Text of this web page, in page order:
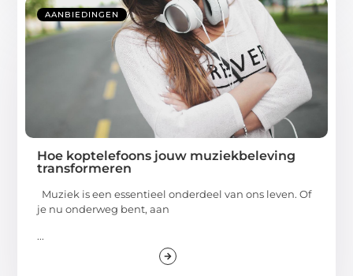
AANBIEDINGEN
Hoe koptelefoons jouw muziekbeleving
transformeren
Muziek is een essentieel onderdeel van ons leven. Of
je nu onderweg bent, aan
...